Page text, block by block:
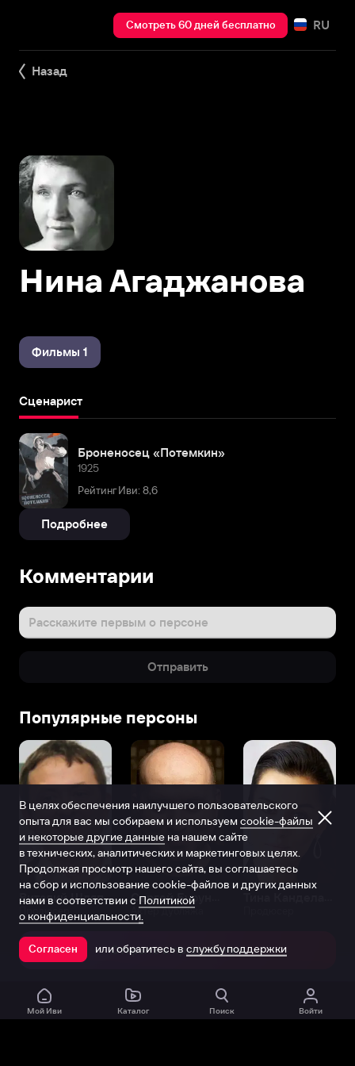
Смотреть 60 дней бесплатно RU
Назад
Нина Агаджанова
Фильмы 1
Сценарист
Броненосец «Потемкин»
1925
Рейтинг Иви: 8,6
Подробнее
Комментарии
Расскажите первым о персоне
Отправить
Популярные персоны
Виталий Шляппо
Продюсер Актёр дубляжа
Открыть в приложении
Мой Иви Каталог Поиск Войти
В целях обеспечения наилучшего пользовательского
опыта для вас мы собираем и используем cookie-файлы
и некоторые другие данные на нашем сайте
в технических, аналитических и маркетинговых целях.
Продолжая просмотр нашего сайта, вы соглашаетесь
на сбор и использование cookie-файлов и других данных
нами в соответствии с Политикой
о конфиденциальности.
Согласен или обратитесь в службу поддержки